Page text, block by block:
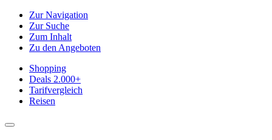
Zur Navigation
Zur Suche
Zum Inhalt
Zu den Angeboten
Shopping
Deals 2.000+
Tarifvergleich
Reisen